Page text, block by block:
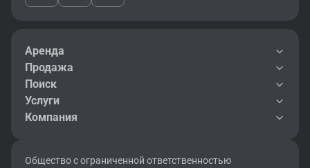
Аренда
Продажа
Поиск
Услуги
Компания
Общество с ограниченной ответственностью